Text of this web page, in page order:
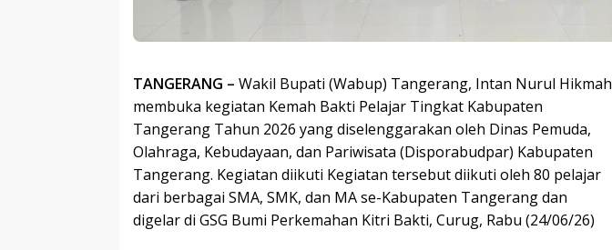
TANGERANG – Wakil Bupati (Wabup) Tangerang, Intan Nurul Hikmah
membuka kegiatan Kemah Bakti Pelajar Tingkat Kabupaten
Tangerang Tahun 2026 yang diselenggarakan oleh Dinas Pemuda,
Olahraga, Kebudayaan, dan Pariwisata (Disporabudpar) Kabupaten
Tangerang. Kegiatan diikuti Kegiatan tersebut diikuti oleh 80 pelajar
dari berbagai SMA, SMK, dan MA se-Kabupaten Tangerang dan
digelar di GSG Bumi Perkemahan Kitri Bakti, Curug, Rabu (24/06/26)